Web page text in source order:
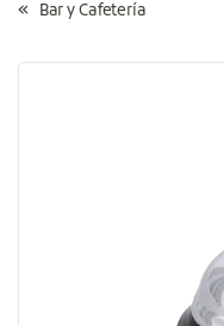
Bar y Cafetería